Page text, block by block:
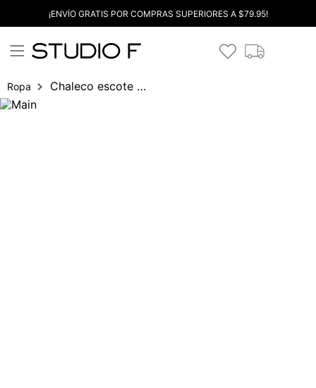
¡ENVÍO GRATIS POR COMPRAS SUPERIORES A $79.95!
Ropa Chaleco escote v con botones